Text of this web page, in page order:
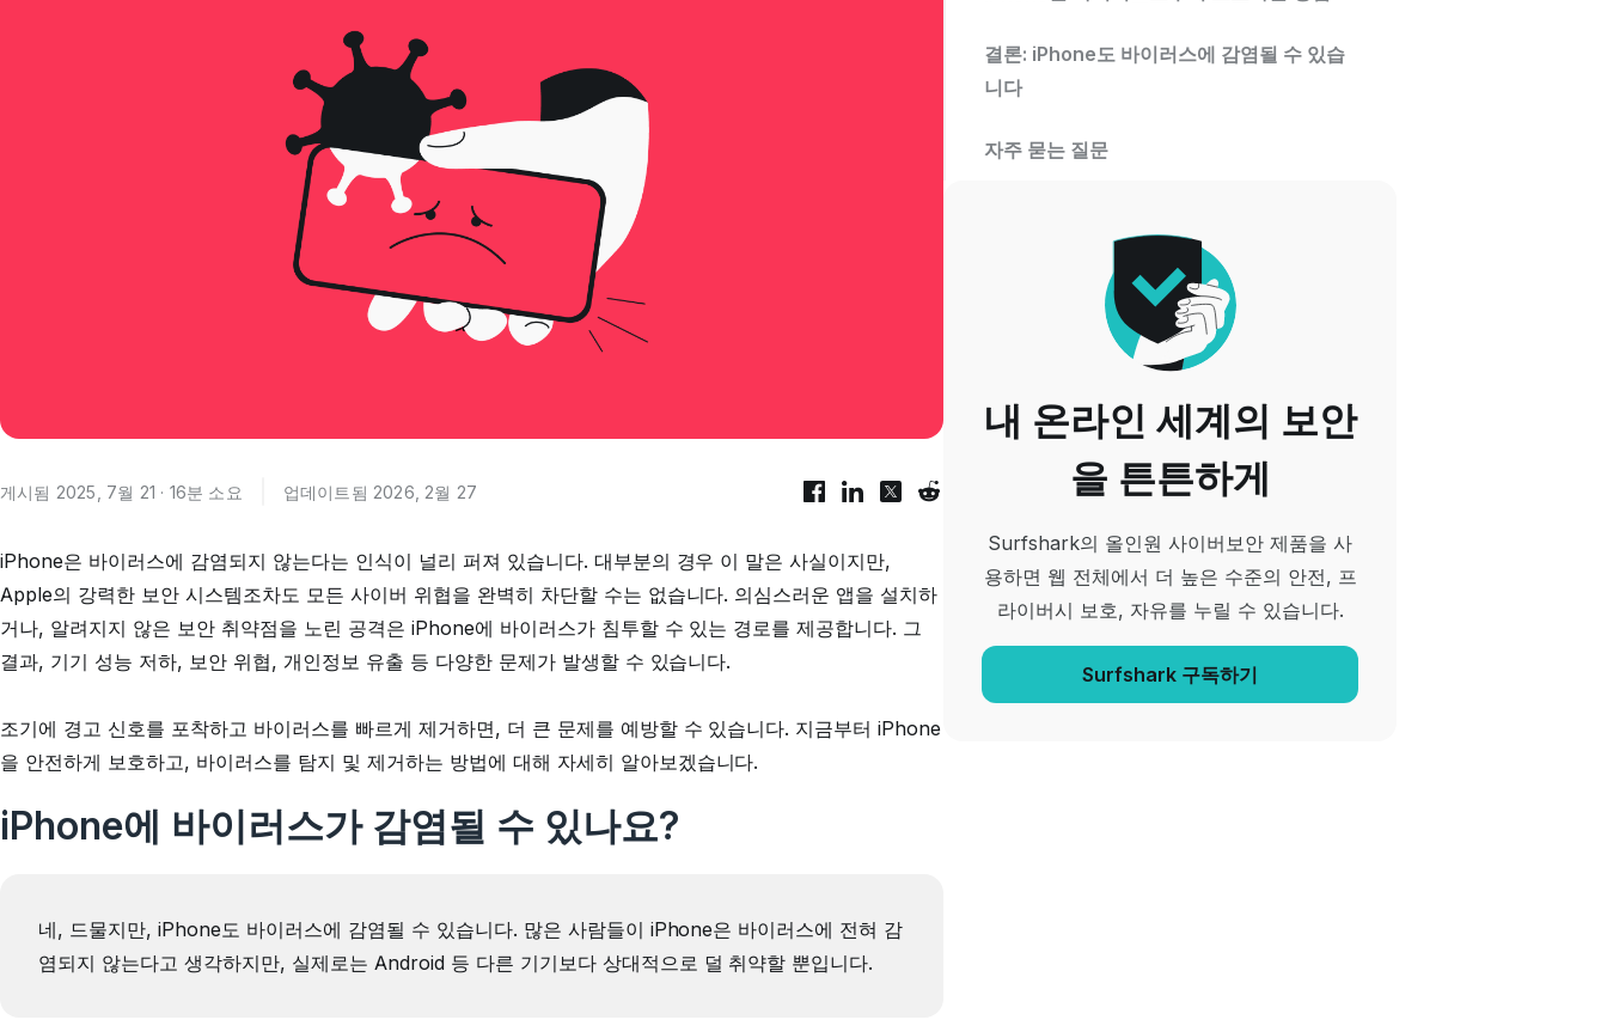
게시됨 2025, 7월 21 · 16분 소요 업데이트됨 2026, 2월 27
iPhone은 바이러스에 감염되지 않는다는 인식이 널리 퍼져 있습니다. 대부분의 경우 이 말은 사실이지만,
Apple의 강력한 보안 시스템조차도 모든 사이버 위협을 완벽히 차단할 수는 없습니다. 의심스러운 앱을 설치하
거나, 알려지지 않은 보안 취약점을 노린 공격은 iPhone에 바이러스가 침투할 수 있는 경로를 제공합니다. 그
결과, 기기 성능 저하, 보안 위협, 개인정보 유출 등 다양한 문제가 발생할 수 있습니다.
조기에 경고 신호를 포착하고 바이러스를 빠르게 제거하면, 더 큰 문제를 예방할 수 있습니다. 지금부터 iPhone
을 안전하게 보호하고, 바이러스를 탐지 및 제거하는 방법에 대해 자세히 알아보겠습니다.
iPhone에 바이러스가 감염될 수 있나요?
네, 드물지만, iPhone도 바이러스에 감염될 수 있습니다. 많은 사람들이 iPhone은 바이러스에 전혀 감
염되지 않는다고 생각하지만, 실제로는 Android 등 다른 기기보다 상대적으로 덜 취약할 뿐입니다.
결론: iPhone도 바이러스에 감염될 수 있습
니다
자주 묻는 질문
내 온라인 세계의 보안
을 튼튼하게
Surfshark의 올인원 사이버보안 제품을 사
용하면 웹 전체에서 더 높은 수준의 안전, 프
라이버시 보호, 자유를 누릴 수 있습니다.
Surfshark 구독하기